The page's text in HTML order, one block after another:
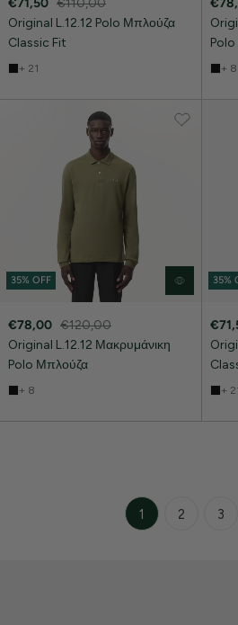
Original L.12.12 Polo Μπλούζα
Classic Fit
+ 21 + 8
35% OFF
€78,00 €120,00
Original L.12.12 Μακρυμάνικη
Polo Μπλούζα
+ 8
35%
+
1 2 3